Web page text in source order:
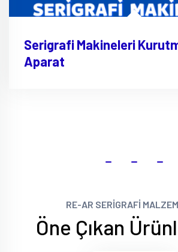
Serigrafi Makineleri
Aparat
RE-AR SERİGRAFİ
Öne Çıkan